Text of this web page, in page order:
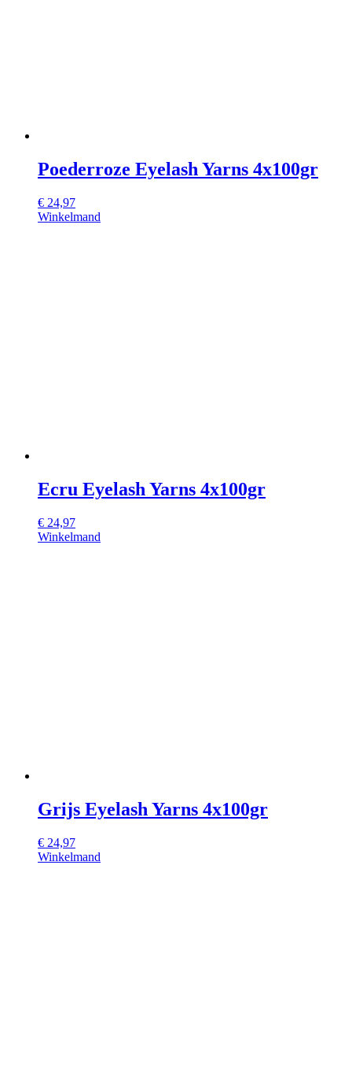
Poederroze Eyelash Yarns 4x100gr
€ 24,97
Winkelmand
Ecru Eyelash Yarns 4x100gr
€ 24,97
Winkelmand
Grijs Eyelash Yarns 4x100gr
€ 24,97
Winkelmand